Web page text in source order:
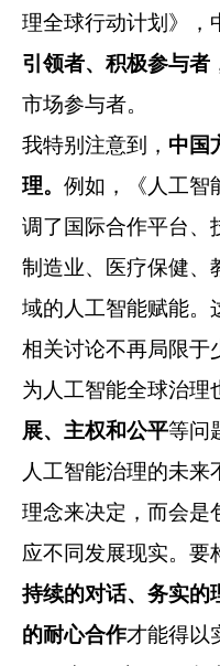
理全球行动计划》，
引领者、积极参与者
市场参与者。
我特别注意到， 中国
理。 例如，《人工智
调了国际合作平台、
制造业、医疗保健、
域的人工智能赋能。
相关讨论不再局限于
为人工智能全球治理
展、主权和公平等问
人工智能治理的未
理念来决定，而会是
应不同发展现实。要
持续的对话、务实的
的耐心合作才能得以